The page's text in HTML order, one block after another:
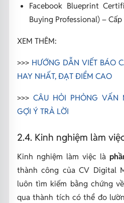
Facebook Blueprint
Buying Professional) –
XEM THÊM:
>>> HƯỚNG DẪN VIẾT BÁO
HAY NHẤT, ĐẠT ĐIỂM CAO
>>>CÂU HỎI PHỎNG VẤN
GỢI Ý TRẢ LỜI
2.4. Kinh nghiệm làm
Kinh nghiệm làm việc là
thành công của CV Digital
luôn tìm kiếm bằng chứng
qua thành tích có thể đo